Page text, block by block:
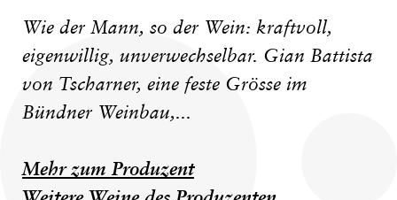
Wie der Mann, so der Wein: kraftvoll,
eigenwillig, unverwechselbar. Gian Battista
von Tscharner, eine feste Grösse im
Bündner Weinbau,...
Mehr zum Produzent